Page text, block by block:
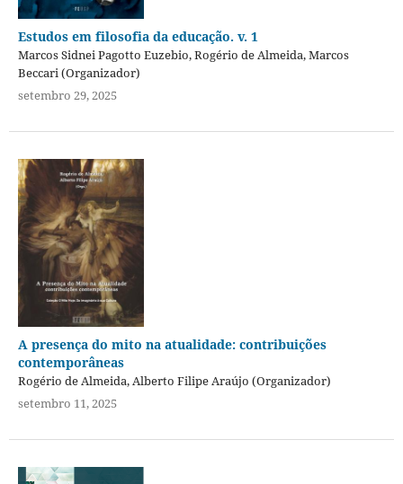
Estudos em filosofia da educação. v. 1
Marcos Sidnei Pagotto Euzebio, Rogério de Almeida, Marcos
Beccari (Organizador)
setembro 29, 2025
A presença do mito na atualidade: contribuições
contemporâneas
Rogério de Almeida, Alberto Filipe Araújo (Organizador)
setembro 11, 2025